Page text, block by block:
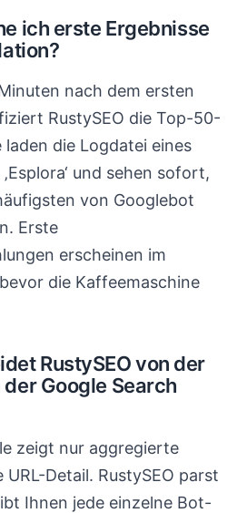
ich erste Ergebnisse
nach dem ersten
RustySEO die Top-50-
laden die Logdatei eines
und sehen sofort,
von Googlebot
Erste
erscheinen im
die Kaffeemaschine
RustySEO von der
Google Search
zeigt nur aggregierte
Detail. RustySEO parst
Ihnen jede einzelne Bot-